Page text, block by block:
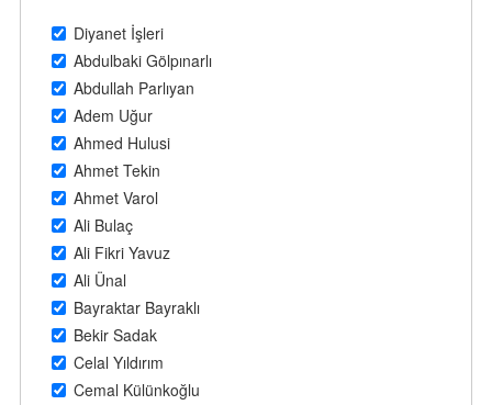
Diyanet İşleri
Abdulbaki Gölpınarlı
Abdullah Parlıyan
Adem Uğur
Ahmed Hulusi
Ahmet Tekin
Ahmet Varol
Ali Bulaç
Ali Fikri Yavuz
Ali Ünal
Bayraktar Bayraklı
Bekir Sadak
Celal Yıldırım
Cemal Külünkoğlu